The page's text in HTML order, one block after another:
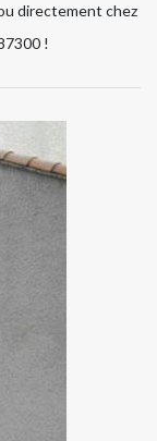
directement chez
!